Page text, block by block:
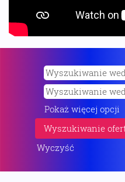
Pokaż więcej opcji
Wyczyść